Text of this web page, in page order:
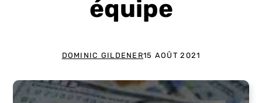
équipe
DOMINIC GILDENER15 AOÛT 2021